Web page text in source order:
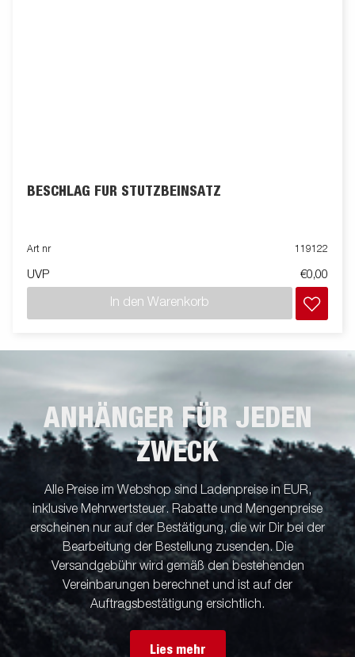
BESCHLAG FÜR STÜTZBEINSATZ
Art nr 119122
UVP €0,00
In den Warenkorb
ANHÄNGER FÜR JEDEN
ZWECK
Alle Preise im Webshop sind Ladenpreise in EUR,
inklusive Mehrwertsteuer. Rabatte und Mengenpreise
erscheinen nur auf der Bestätigung, die wir Dir bei der
Bearbeitung der Bestellung zusenden. Die
Versandgebühr wird gemäß den bestehenden
Vereinbarungen berechnet und ist auf der
Auftragsbestätigung ersichtlich.
Lies mehr